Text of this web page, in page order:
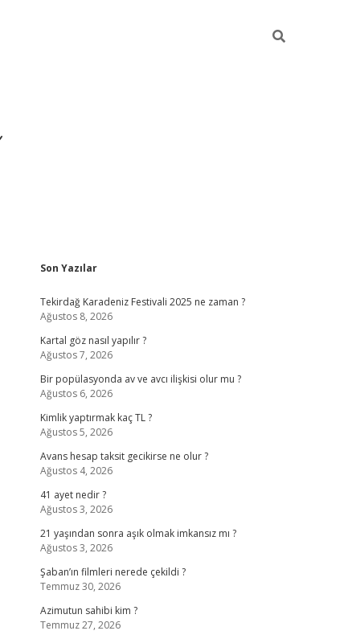
Sidebar
Son Yazılar
Tekirdağ Karadeniz Festivali 2025 ne zaman ?
Ağustos 8, 2026
Kartal göz nasıl yapılır ?
Ağustos 7, 2026
Bir popülasyonda av ve avcı ilişkisi olur mu ?
Ağustos 6, 2026
Kimlik yaptırmak kaç TL ?
Ağustos 5, 2026
Avans hesap taksit gecikirse ne olur ?
Ağustos 4, 2026
41 ayet nedir ?
Ağustos 3, 2026
21 yaşından sonra aşık olmak imkansız mı ?
Ağustos 3, 2026
Şaban’ın filmleri nerede çekildi ?
Temmuz 30, 2026
Azimutun sahibi kim ?
Temmuz 27, 2026
https://elexbetgiris.org/